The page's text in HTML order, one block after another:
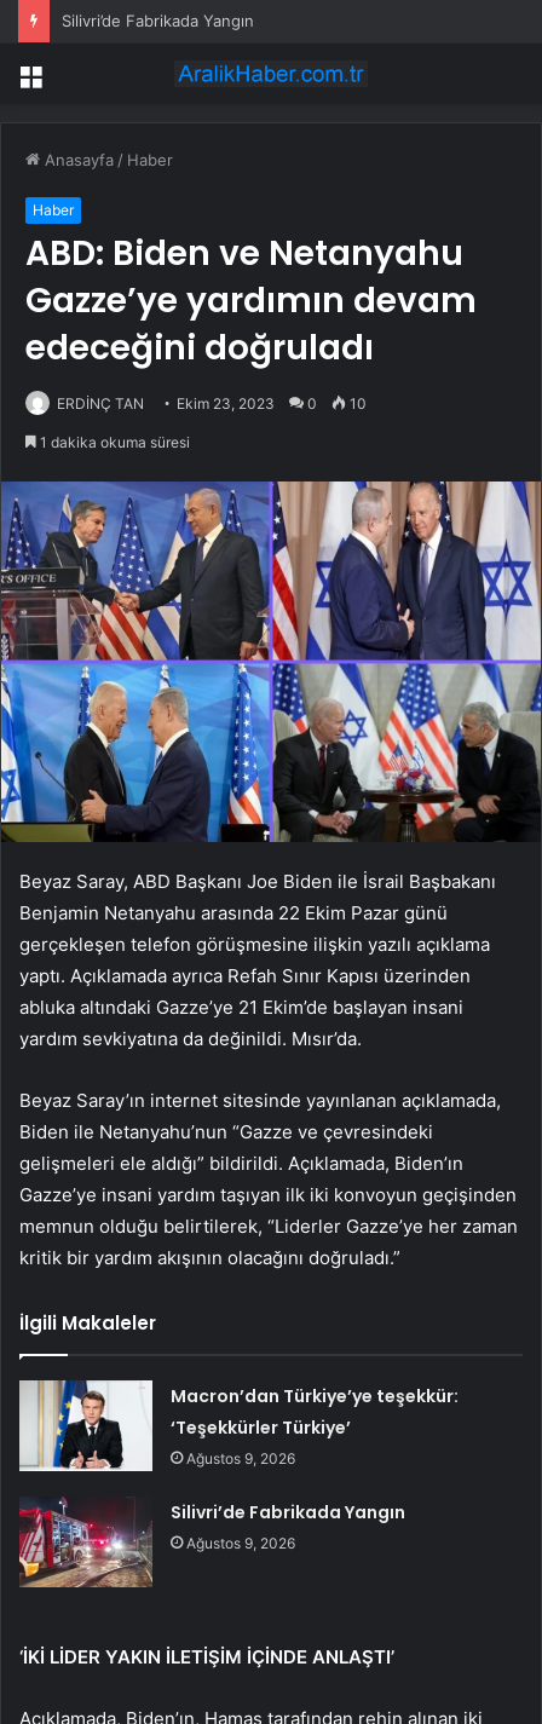
Silivri’de Fabrikada Yangın
Menü
Anasayfa / Haber
Haber
ABD: Biden ve Netanyahu
Gazze’ye yardımın devam
edeceğini doğruladı
ERDİNÇ TAN Ekim 23, 2023 0 10
1 dakika okuma süresi
Beyaz Saray, ABD Başkanı Joe Biden ile İsrail Başbakanı
Benjamin Netanyahu arasında 22 Ekim Pazar günü
gerçekleşen telefon görüşmesine ilişkin yazılı açıklama
yaptı. Açıklamada ayrıca Refah Sınır Kapısı üzerinden
abluka altındaki Gazze’ye 21 Ekim’de başlayan insani
yardım sevkiyatına da değinildi. Mısır’da.
Beyaz Saray’ın internet sitesinde yayınlanan açıklamada,
Biden ile Netanyahu’nun “Gazze ve çevresindeki
gelişmeleri ele aldığı” bildirildi. Açıklamada, Biden’ın
Gazze’ye insani yardım taşıyan ilk iki konvoyun geçişinden
memnun olduğu belirtilerek, “Liderler Gazze’ye her zaman
kritik bir yardım akışının olacağını doğruladı.”
İlgili Makaleler
Macron’dan Türkiye’ye teşekkür:
‘Teşekkürler Türkiye’
Ağustos 9, 2026
Silivri’de Fabrikada Yangın
Ağustos 9, 2026
‘İKİ LİDER YAKIN İLETİŞİM İÇİNDE ANLAŞTI’
Açıklamada, Biden’ın, Hamas tarafından rehin alınan iki